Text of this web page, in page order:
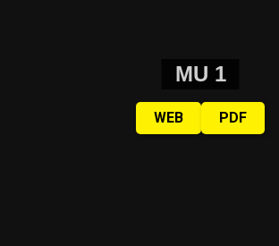
MU 1
WEB PDF